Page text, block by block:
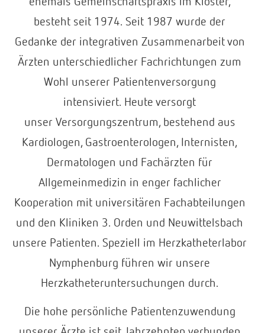
besteht seit 1974. Seit 1987 wurde der
Gedanke der integrativen Zusammenarbeit von
Ärzten unterschiedlicher Fachrichtungen zum
Wohl unserer Patientenversorgung
intensiviert. Heute versorgt
unser Versorgungszentrum, bestehend aus
Kardiologen, Gastroenterologen, Internisten,
Dermatologen und Fachärzten für
Allgemeinmedizin in enger fachlicher
Kooperation mit universitären Fachabteilungen
und den Kliniken 3. Orden und Neuwittelsbach
unsere Patienten. Speziell im Herzkatheterlabor
Nymphenburg führen wir unsere
Herzkatheteruntersuchungen durch.
Die hohe persönliche Patientenzuwendung